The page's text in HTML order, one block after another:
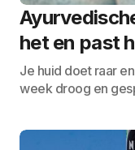
het en past
Je huid doet raar
week droog en